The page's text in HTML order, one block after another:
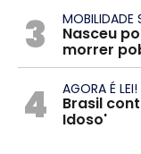
3 MOBILIDADE
Nasceu
morrer
4 AGORA É LEI!
Brasil
Idoso'